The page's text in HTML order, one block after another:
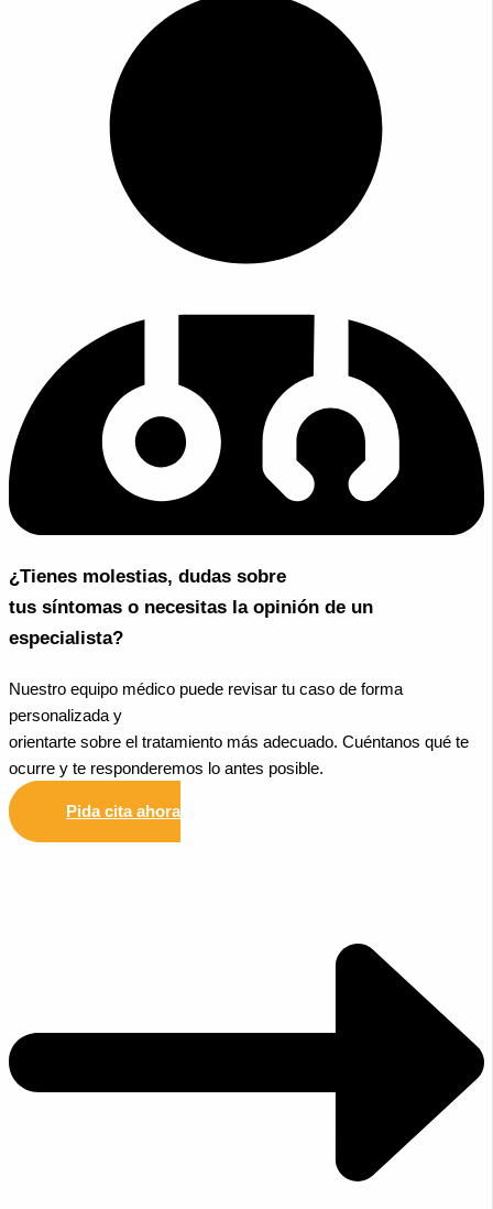
¿Tienes molestias, dudas sobre
tus síntomas o necesitas la opinión de un
especialista?
Nuestro equipo médico puede revisar tu caso de forma
personalizada y
orientarte sobre el tratamiento más adecuado. Cuéntanos qué te
ocurre y te responderemos lo antes posible.
Pida cita ahora